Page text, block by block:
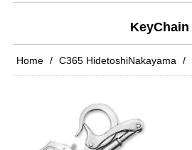
KeyChain
Home C365 HidetoshiNakayama